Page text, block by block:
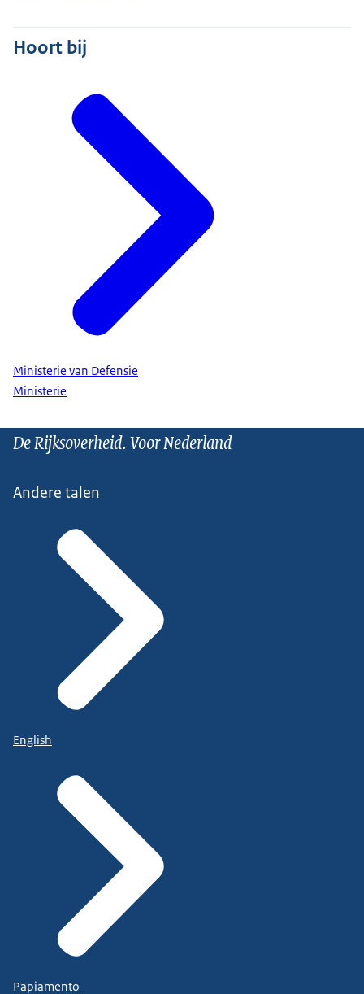
Hoort bij
Ministerie van Defensie
Ministerie
De Rijksoverheid. Voor Nederland
Andere talen
English
Papiamento